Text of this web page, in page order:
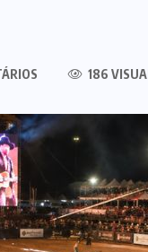
186